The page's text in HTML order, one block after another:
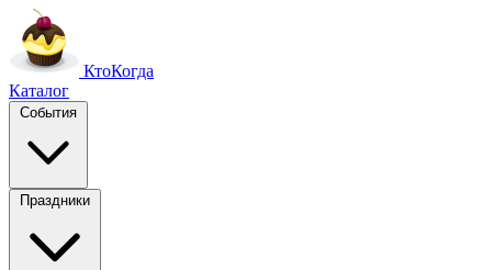
КтоКогда
Каталог
События
Праздники